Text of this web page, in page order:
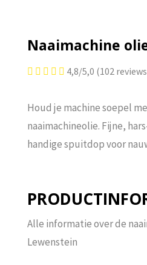
Naaimachine
     4,8/5,0 (102
Houd je machine soepel
naaimachineolie. Fijne,
handige spuitdop voor
Alle informatie over de
Lewenstein